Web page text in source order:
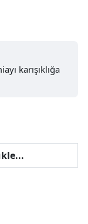
karışıklığa